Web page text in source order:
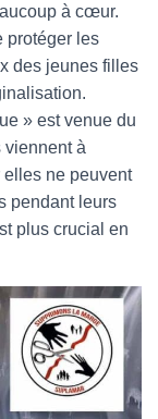
à cœur.
protéger les
des jeunes filles
» est venue du
viennent à
elles ne peuvent
pendant leurs
plus crucial en